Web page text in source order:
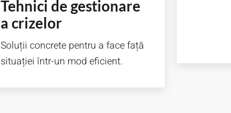
Tehnici de gestionare
a crizelor
Soluții concrete pentru a face față
situației într-un mod eficient.